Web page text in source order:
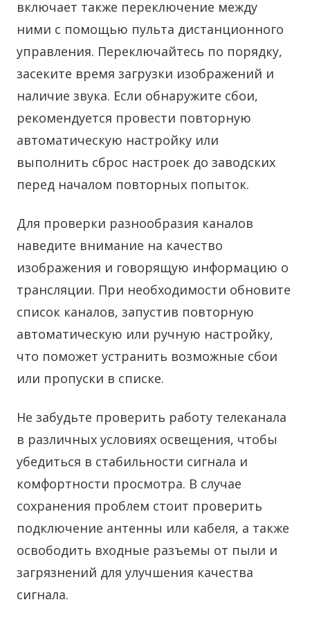
включает также переключение между
ними с помощью пульта дистанционного
управления. Переключайтесь по порядку,
засеките время загрузки изображений и
наличие звука. Если обнаружите сбои,
рекомендуется провести повторную
автоматическую настройку или
выполнить сброс настроек до заводских
перед началом повторных попыток.
Для проверки разнообразия каналов
наведите внимание на качество
изображения и говорящую информацию о
трансляции. При необходимости обновите
список каналов, запустив повторную
автоматическую или ручную настройку,
что поможет устранить возможные сбои
или пропуски в списке.
Не забудьте проверить работу телеканала
в различных условиях освещения, чтобы
убедиться в стабильности сигнала и
комфортности просмотра. В случае
сохранения проблем стоит проверить
подключение антенны или кабеля, а также
освободить входные разъемы от пыли и
загрязнений для улучшения качества
сигнала.